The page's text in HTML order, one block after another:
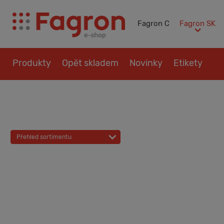
Fagron C Fagron SK
Produkty Opět skladem Novinky Etikety
Přehled sortimentu